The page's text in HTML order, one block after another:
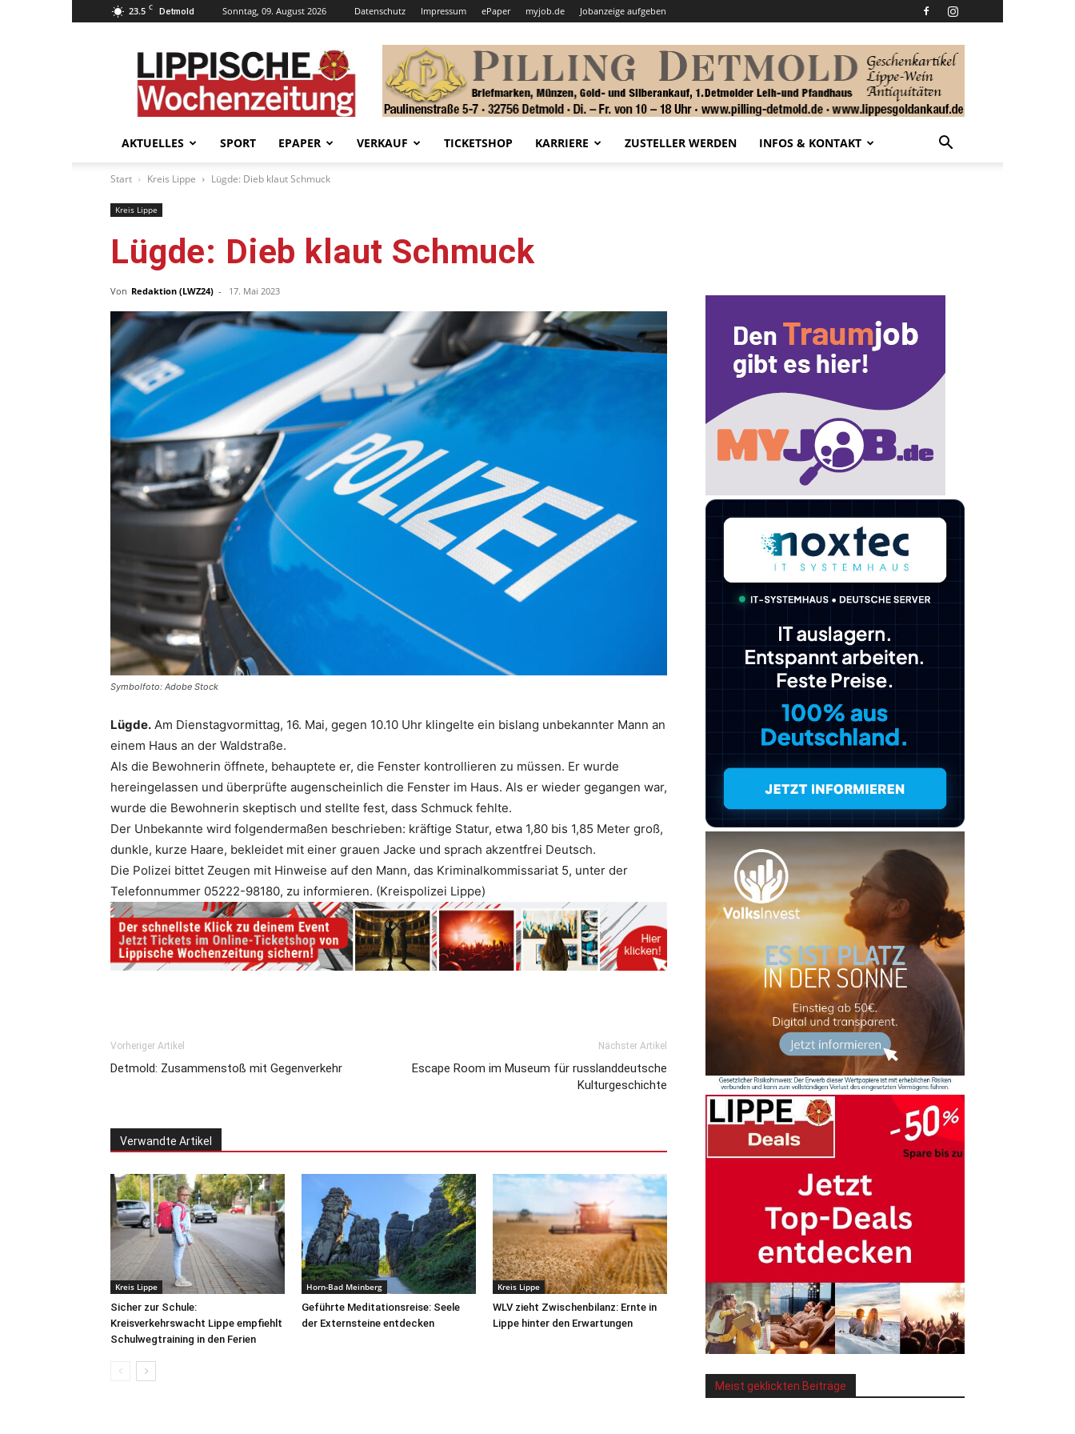
23.5 C Detmold Sonntag, 09. August 2026 Datenschutz Impressum ePaper myjob.de Jobanzeige aufgeben
Lippische
Wochenzeitung
–
LWZ24.de
AKTUELLES SPORT EPAPER VERKAUF TICKETSHOP KARRIERE ZUSTELLER WERDEN INFOS & KONTAKT
Start Kreis Lippe Lügde: Dieb klaut Schmuck
Kreis Lippe
Lügde: Dieb klaut Schmuck
Von Redaktion (LWZ24) - 17. Mai 2023
Symbolfoto: Adobe Stock
Lügde. Am Dienstagvormittag, 16. Mai, gegen 10.10 Uhr klingelte ein bislang unbekannter Mann an
einem Haus an der Waldstraße.
Als die Bewohnerin öffnete, behauptete er, die Fenster kontrollieren zu müssen. Er wurde
hereingelassen und überprüfte augenscheinlich die Fenster im Haus. Als er wieder gegangen war,
wurde die Bewohnerin skeptisch und stellte fest, dass Schmuck fehlte.
Der Unbekannte wird folgendermaßen beschrieben: kräftige Statur, etwa 1,80 bis 1,85 Meter groß,
dunkle, kurze Haare, bekleidet mit einer grauen Jacke und sprach akzentfrei Deutsch.
Die Polizei bittet Zeugen mit Hinweise auf den Mann, das Kriminalkommissariat 5, unter der
Telefonnummer 05222-98180, zu informieren. (Kreispolizei Lippe)
Vorheriger Artikel
Detmold: Zusammenstoß mit Gegenverkehr
Nächster Artikel
Escape Room im Museum für russlanddeutsche
Kulturgeschichte
Verwandte Artikel
Kreis Lippe
Sicher zur Schule:
Kreisverkehrswacht Lippe empfiehlt
Schulwegtraining in den Ferien
Horn-Bad Meinberg
Geführte Meditationsreise: Seele
der Externsteine entdecken
Kreis Lippe
WLV zieht Zwischenbilanz: Ernte in
Lippe hinter den Erwartungen
Meist geklickten Beiträge